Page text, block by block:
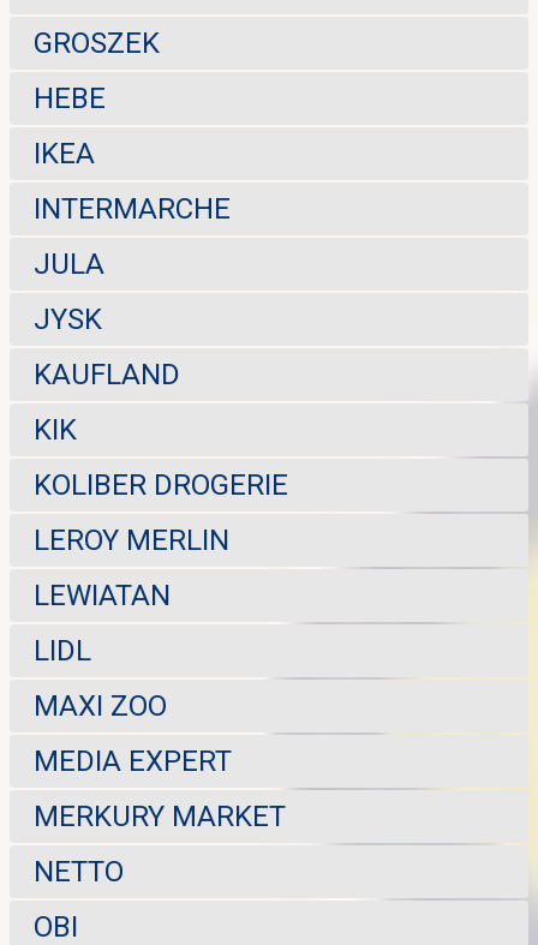
GROSZEK
HEBE
IKEA
INTERMARCHE
JULA
JYSK
KAUFLAND
KIK
KOLIBER DROGERIE
LEROY MERLIN
LEWIATAN
LIDL
MAXI ZOO
MEDIA EXPERT
MERKURY MARKET
NETTO
OBI